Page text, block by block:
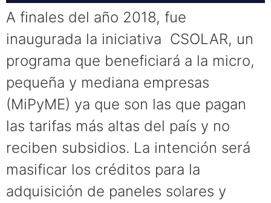
A finales del año 2018, fue
inaugurada la iniciativa CSOLAR, un
programa que beneficiará a la micro,
pequeña y mediana empresas
(MiPyME) ya que son las que pagan
las tarifas más altas del país y no
reciben subsidios. La intención será
masificar los créditos para la
adquisición de paneles solares y